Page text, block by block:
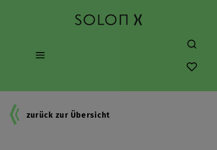
Du hast
zurück zur Übersicht